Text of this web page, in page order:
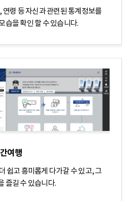
연령 등 자신과 관련된 통계정보를
습을 확인 할 수 있습니다.
여행
쉽고 흥미롭게 다가갈 수 있고, 그
즐길 수 있습니다.